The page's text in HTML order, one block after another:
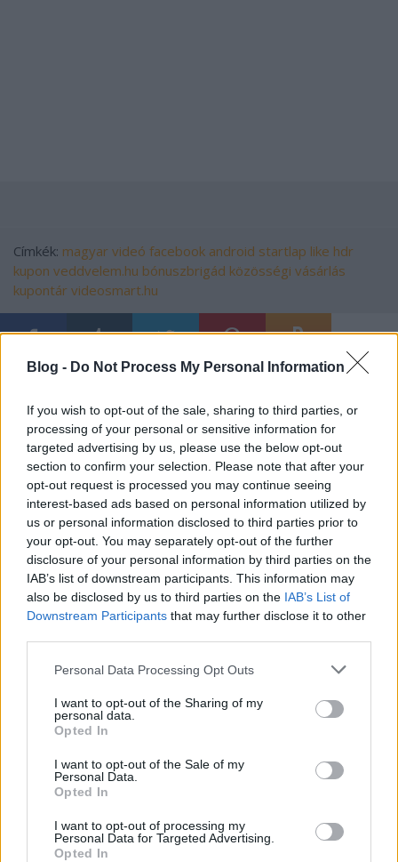
Blog - Do Not Process My Personal Information
If you wish to opt-out of the sale, sharing to third parties, or
processing of your personal or sensitive information for
targeted advertising by us, please use the below opt-out
section to confirm your selection. Please note that after your
opt-out request is processed you may continue seeing
interest-based ads based on personal information utilized by
us or personal information disclosed to third parties prior to
your opt-out. You may separately opt-out of the further
disclosure of your personal information by third parties on the
IAB’s list of downstream participants. This information may
also be disclosed by us to third parties on the IAB’s List of
Downstream Participants that may further disclose it to other
Please note that this website/app uses one or more Google
not limited to your visit or usage behaviour. You may click to
grant or deny consent to Google and its third-party tags to
use your data for below specified purposes in below Google
consent section.
Personal Data Processing Opt Outs
I want to opt-out of the Sharing of my
personal data.
Opted In
I want to opt-out of the Sale of my
Personal Data.
Opted In
I want to opt-out of processing my
Personal Data for Targeted Advertising.
Opted In
Címkék: magyar videó facebook android startlap like hdr
kupon veddvelem.hu bónuszbrigád közösségi vásárlás
kupontár videosmart.hu
Élet, mobil nélkül
A reszponzív dizájn hazugságai
Nem nézheti senki hülyének az
internetadó ellen tüntetőket
Az igazi országimázs: mostantól Borsi
Flóra inspirálja a világ dizájnereit
Jön a Netflix Magyarországra